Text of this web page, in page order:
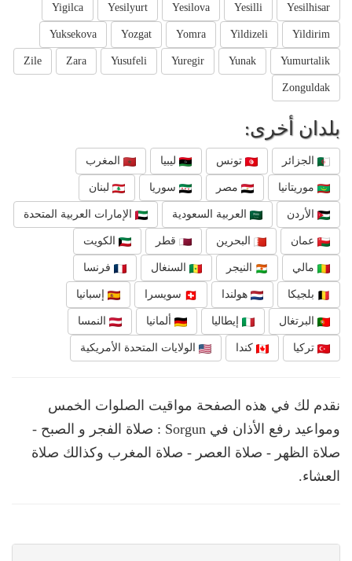
Yesilhisar
Yesilli
Yesilova
Yesilyurt
Yigilca
Yildirim
Yildizeli
Yomra
Yozgat
Yuksekova
Yumurtalik
Yunak
Yuregir
Yusufeli
Zara
Zile
Zonguldak
بلدان أخرى:
الجزائر تونس ليبيا المغرب
موريتانيا مصر سوريا لبنان
الأردن العربية السعودية الإمارات العربية المتحدة
عمان البحرين قطر الكويت
مالي النيجر السنغال فرنسا
بلجيكا هولندا سويسرا إسبانيا
البرتغال إيطاليا ألمانيا النمسا
تركيا كندا الولايات المتحدة الأمريكية
نقدم لك في هذه الصفحة مواقيت الصلوات الخمس
ومواعيد رفع الأذان في Sorgun : صلاة الفجر و الصبح -
صلاة الظهر - صلاة العصر - صلاة المغرب وكذالك صلاة
العشاء.